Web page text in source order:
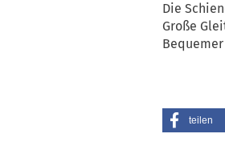
Die
Große
teilen